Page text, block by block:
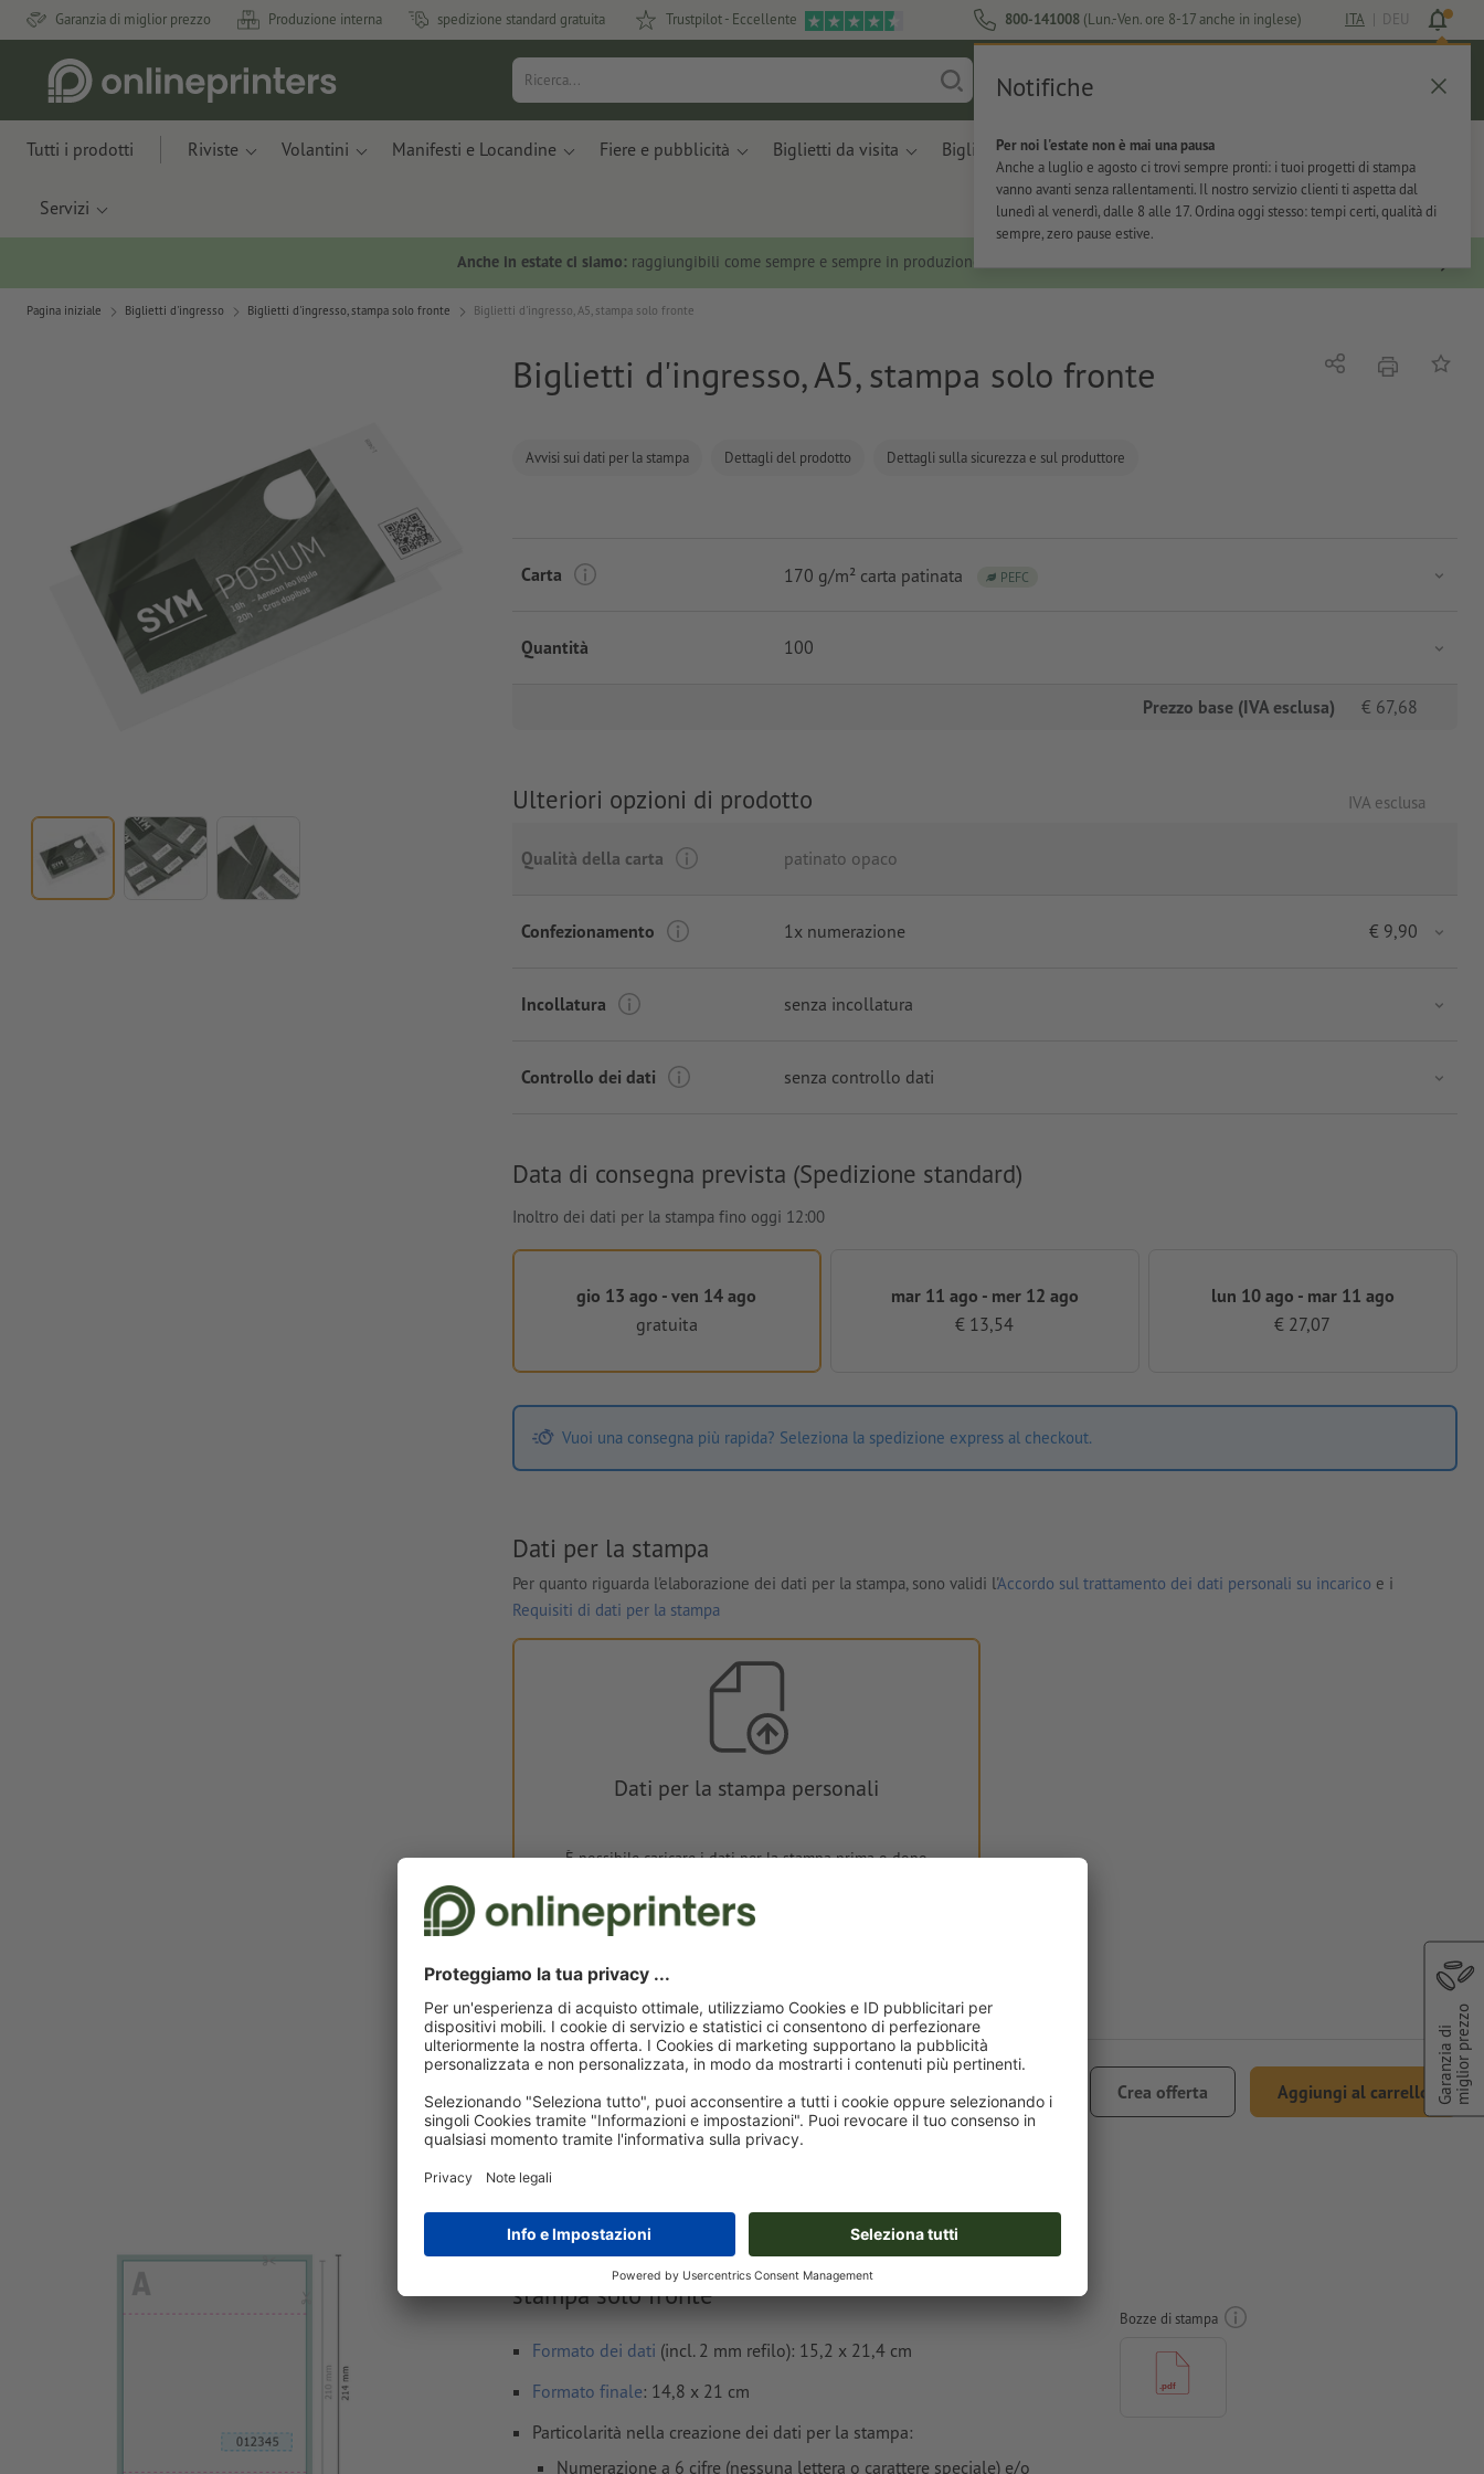
Garanzia di miglior prezzo Produzione interna spedizione standard gratuita Trustpilot - Eccellente 800-141008 (Lun.-Ven. ore 8-17 anche in inglese) ITA | DEU
Notifiche
Per noi l'estate non è mai una pausa
Anche a luglio e agosto ci trovi sempre pronti: i tuoi progetti di stampa
vanno avanti senza rallentamenti. Il nostro servizio clienti ti aspetta dal
lunedì al venerdì, dalle 8 alle 17. Ordina oggi stesso: tempi certi, qualità di
sempre, zero pause estive.
Carrello
Tutti i prodotti Riviste Volantini Manifesti e Locandine Fiere e pubblicità Biglietti da visita Biglietti Per l'ufficio Adesivi
Servizi
Anche in estate ci siamo: raggiungibili come sempre e sempre in produzione.
Pagina iniziale Biglietti d'ingresso Biglietti d'ingresso, stampa solo fronte Biglietti d'ingresso, A5, stampa solo fronte
Biglietti d'ingresso, A5, stampa solo fronte
Avvisi sui dati per la stampa Dettagli del prodotto Dettagli sulla sicurezza e sul produttore
Condividistamparealla
Carta 170 g/m² carta patinata PEFC
Quantità 100
Prezzo base (IVA esclusa) € 67,68
Ulteriori opzioni di prodotto IVA esclusa
Qualità della carta patinato opaco
Confezionamento 1x numerazione € 9,90
Incollatura senza incollatura
Controllo dei dati senza controllo dati
Data di consegna prevista (Spedizione standard)
Inoltro dei dati per la stampa fino oggi 12:00
gio 13 ago - ven 14 ago
gratuita
mar 11 ago - mer 12 ago
€ 13,54
lun 10 ago - mar 11 ago
€ 27,07
Vuoi una consegna più rapida? Seleziona la spedizione express al checkout.
Dati per la stampa
Per quanto riguarda l'elaborazione dei dati per la stampa, sono validi l'Accordo sul trattamento dei dati personali su incarico e i
Requisiti di dati per la stampa
Dati per la stampa personali
È possibile caricare i dati per la stampa prima o dopo
IVA esclusa incl. 22% IVA
Crea offerta Aggiungi al carrello
Consegna all' incirca:
gio 13 ago - ven 14 ago
Peso: ca.528 g
Avvisi sui dati per la stampa Biglietti d'ingresso, A5,
stampa solo fronte
Formato dei dati (incl. 2 mm refilo): 15,2 x 21,4 cm
Formato finale: 14,8 x 21 cm
Particolarità nella creazione dei dati per la stampa:
Numerazione a 6 cifre (nessuna lettera o carattere speciale) e/o
Bozze di stampa
Garanzia dimiglior prezzo